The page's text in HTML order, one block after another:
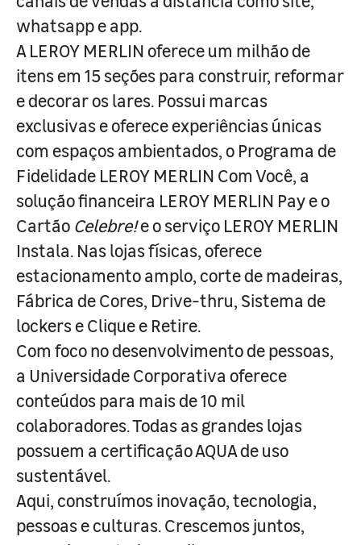
whatsapp e app.
A LEROY MERLIN oferece um milhão de
itens em 15 seções para construir, reformar
e decorar os lares. Possui marcas
exclusivas e oferece experiências únicas
com espaços ambientados, o Programa de
Fidelidade LEROY MERLIN Com Você, a
solução financeira LEROY MERLIN Pay e o
Cartão Celebre!e o serviço LEROY MERLIN
Instala. Nas lojas físicas, oferece
estacionamento amplo, corte de madeiras,
Fábrica de Cores, Drive-thru, Sistema de
lockers e Clique e Retire.
Com foco no desenvolvimento de pessoas,
a Universidade Corporativa oferece
conteúdos para mais de 10 mil
colaboradores. Todas as grandes lojas
possuem a certificação AQUA de uso
sustentável.
Aqui, construímos inovação, tecnologia,
pessoas e culturas. Crescemos juntos,